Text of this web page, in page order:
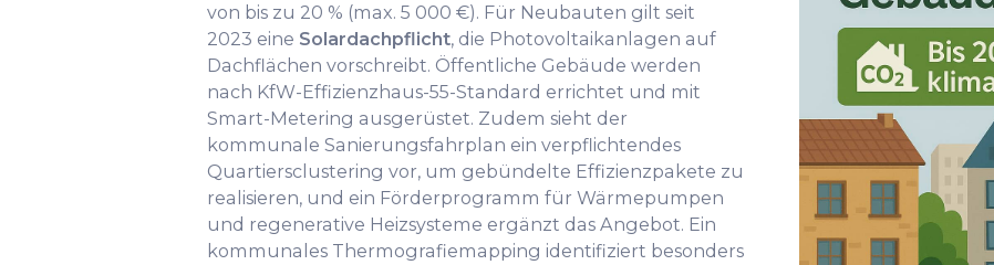
von bis zu 20 % (max. 5 000 €). Für Neubauten gilt seit
2023 eine Solardachpflicht, die Photovoltaikanlagen auf
Dachflächen vorschreibt. Öffentliche Gebäude werden
nach KfW-Effizienzhaus-55-Standard errichtet und mit
Smart-Metering ausgerüstet. Zudem sieht der
kommunale Sanierungsfahrplan ein verpflichtendes
Quartiersclustering vor, um gebündelte Effizienzpakete zu
realisieren, und ein Förderprogramm für Wärmepumpen
und regenerative Heizsysteme ergänzt das Angebot. Ein
kommunales Thermografiemapping identifiziert besonders